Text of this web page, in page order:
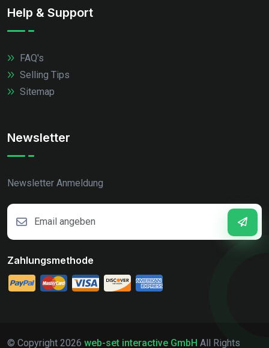
Help & Support
FAQ's
Selling Tips
Sitemap
Newsletter
Newsletter Anmeldung
Zahlungsmethode
© Copyright 2026 web-set interactive GmbH All Rights